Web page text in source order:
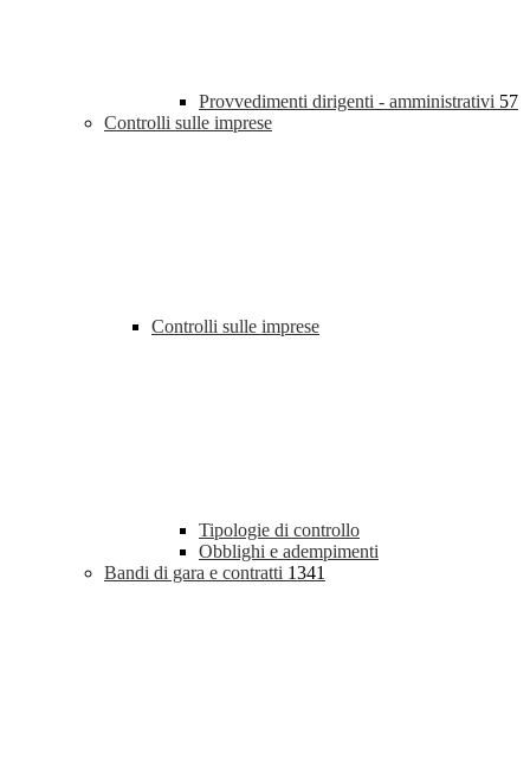
Provvedimenti dirigenti - amministrativi 57
Controlli sulle imprese
Controlli sulle imprese
Tipologie di controllo
Obblighi e adempimenti
Bandi di gara e contratti 1341